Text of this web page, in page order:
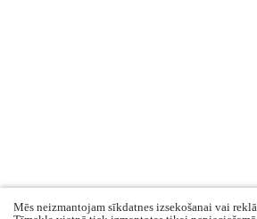
Mēs neizmantojam sīkdatnes izsekošanai vai